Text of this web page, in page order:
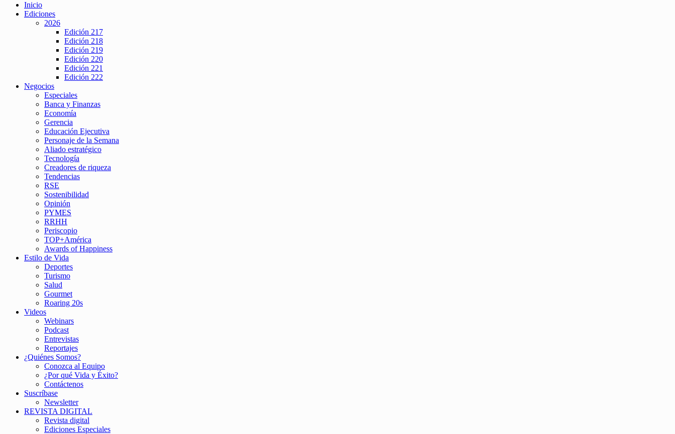
Inicio
Ediciones
2026
Edición 217
Edición 218
Edición 219
Edición 220
Edición 221
Edición 222
Negocios
Especiales
Banca y Finanzas
Economía
Gerencia
Educación Ejecutiva
Personaje de la Semana
Aliado estratégico
Tecnología
Creadores de riqueza
Tendencias
RSE
Sostenibilidad
Opinión
PYMES
RRHH
Periscopio
TOP+América
Awards of Happiness
Estilo de Vida
Deportes
Turismo
Salud
Gourmet
Roaring 20s
Videos
Webinars
Podcast
Entrevistas
Reportajes
¿Quiénes Somos?
Conozca al Equipo
¿Por qué Vida y Éxito?
Contáctenos
Suscríbase
Newsletter
REVISTA DIGITAL
Revista digital
Ediciones Especiales